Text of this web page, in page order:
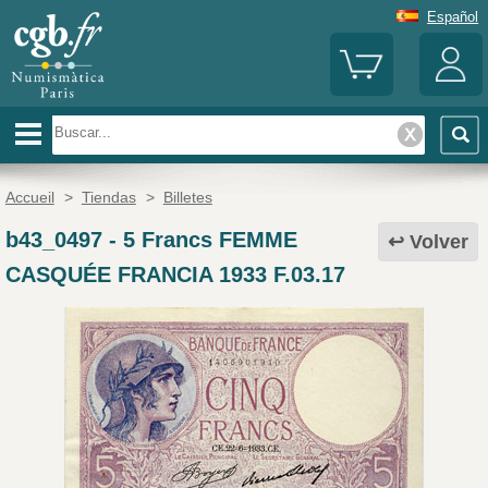
Español
Accueil > Tiendas > Billetes
Volver
b43_0497- 5 Francs FEMME
CASQUÉE FRANCIA 1933 F.03.17